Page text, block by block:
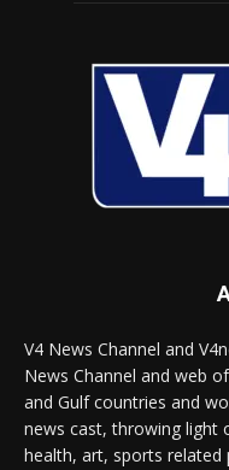
V4 News Channel and
News Channel and web
and Gulf countries and
news cast, throwing light
health, art, sports